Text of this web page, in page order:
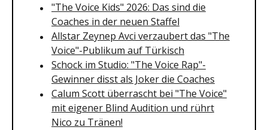
"The Voice Kids" 2026: Das sind die
Coaches in der neuen Staffel
Allstar Zeynep Avci verzaubert das "The
Voice"-Publikum auf Türkisch
Schock im Studio: "The Voice Rap"-
Gewinner disst als Joker die Coaches
Calum Scott überrascht bei "The Voice"
mit eigener Blind Audition und rührt
Nico zu Tränen!